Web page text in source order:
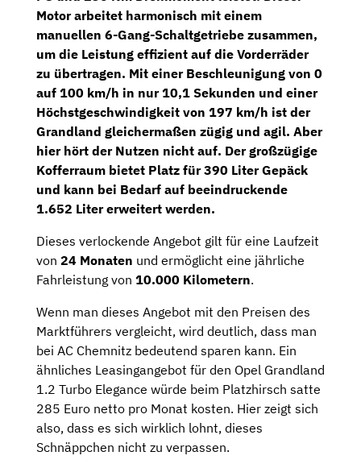
Motor arbeitet harmonisch mit einem
manuellen 6-Gang-Schaltgetriebe zusammen,
um die Leistung effizient auf die Vorderräder
zu übertragen. Mit einer Beschleunigung von 0
auf 100 km/h in nur 10,1 Sekunden und einer
Höchstgeschwindigkeit von 197 km/h ist der
Grandland gleichermaßen zügig und agil. Aber
hier hört der Nutzen nicht auf. Der großzügige
Kofferraum bietet Platz für 390 Liter Gepäck
und kann bei Bedarf auf beeindruckende
1.652 Liter erweitert werden.
Dieses verlockende Angebot gilt für eine Laufzeit
von 24 Monaten und ermöglicht eine jährliche
Fahrleistung von 10.000 Kilometern.
Wenn man dieses Angebot mit den Preisen des
Marktführers vergleicht, wird deutlich, dass man
bei AC Chemnitz bedeutend sparen kann. Ein
ähnliches Leasingangebot für den Opel Grandland
1.2 Turbo Elegance würde beim Platzhirsch satte
285 Euro netto pro Monat kosten. Hier zeigt sich
also, dass es sich wirklich lohnt, dieses
Schnäppchen nicht zu verpassen.